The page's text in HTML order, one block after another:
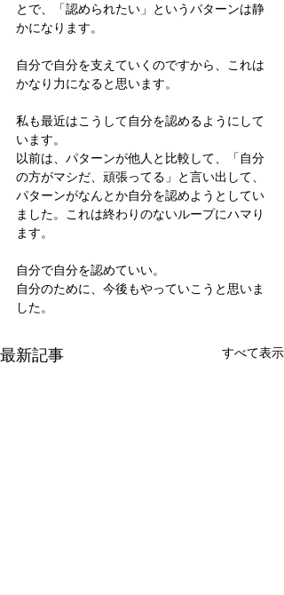
とで、「認められたい」というパターンは静
かになります。
自分で自分を支えていくのですから、これは
かなり力になると思います。
私も最近はこうして自分を認めるようにして
います。
以前は、パターンが他人と比較して、「自分
の方がマシだ、頑張ってる」と言い出して、
パターンがなんとか自分を認めようとしてい
ました。これは終わりのないループにハマり
ます。
自分で自分を認めていい。
自分のために、今後もやっていこうと思いま
した。
最新記事 すべて表示